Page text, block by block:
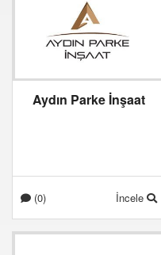
Aydın Parke İnşaat
(0) İncele